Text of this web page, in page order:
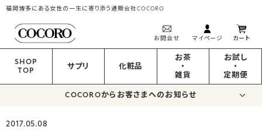
福岡博多にある女性の一生に寄り添う通販会社COCORO
お問合せ マイページ カート
SHOP
TOP
サプリ 化粧品
お茶
・
雑貨
お試し
・
定期便
COCOROからお客さまへのお知らせ
2017.05.08